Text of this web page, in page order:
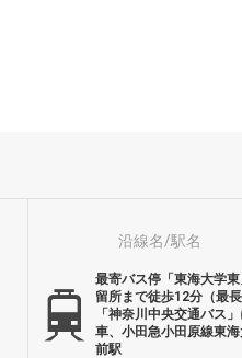
沿線名/駅名
最寄バス停「東海大学
留所まで徒歩12分（最長
「神奈川中央交通バス
車、小田急小田原線東
前駅